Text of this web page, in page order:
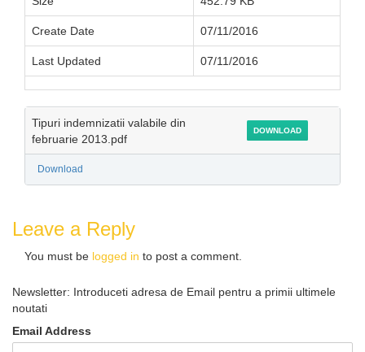
Create Date 07/11/2016
Last Updated 07/11/2016
Tipuri indemnizatii valabile din
februarie 2013.pdf
DOWNLOAD
Download
Leave a Reply
You must be logged in to post a comment.
Newsletter: Introduceti adresa de Email pentru a primii ultimele
noutati
Email Address